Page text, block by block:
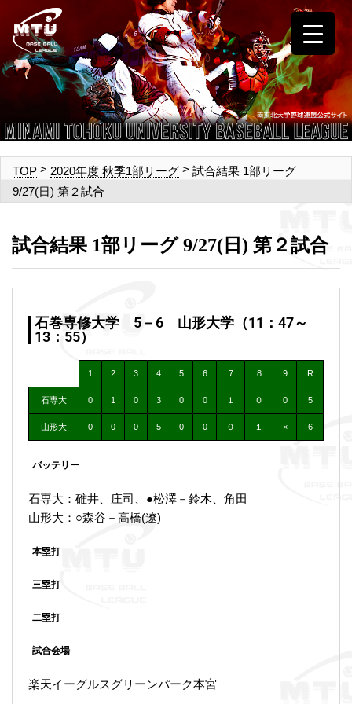
TOP > 2020年度 秋季1部リーグ > 試合結果 1部リーグ
9/27(日) 第２試合
試合結果 1部リーグ 9/27(日) 第２試合
石巻専修大学 5－6 山形大学（11：47～
13：55）
1 2 3 4 5 6 7 8 9 R
石専大 0 1 0 3 0 0 １ ０ 0 5
山形大 0 0 0 5 0 0 ０ １ × 6
バッテリー
石専大：碓井、庄司、●松澤－鈴木、角田
山形大：○森谷－高橋(遼)
本塁打
三塁打
二塁打
試合会場
楽天イーグルスグリーンパーク本宮